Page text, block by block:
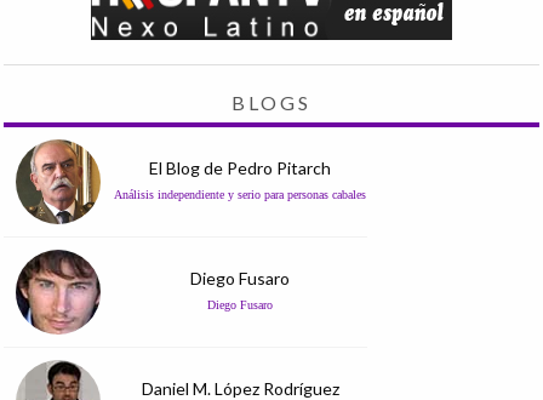
BLOGS
El Blog de Pedro Pitarch
Análisis independiente y serio para personas cabales
Diego Fusaro
Diego Fusaro
Daniel M. López Rodríguez